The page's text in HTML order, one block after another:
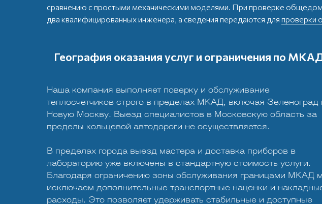
сравнению с простыми механическими моделями. При проверке
два квалифицированных инженера, а сведения передаются для проверки
География оказания услуг и ограничения по
Наша компания выполняет поверку и обслуживание
теплосчетчиков строго в пределах МКАД, включая Зеленоград
Новую Москву. Выезд специалистов в Московскую область за
пределы кольцевой автодороги не осуществляется.
В пределах города выезд мастера и доставка приборов в
лабораторию уже включены в стандартную стоимость услуги.
Благодаря ограничению зоны обслуживания границами МКАД
исключаем дополнительные транспортные наценки и
расходы. Это позволяет удерживать стабильные и доступные